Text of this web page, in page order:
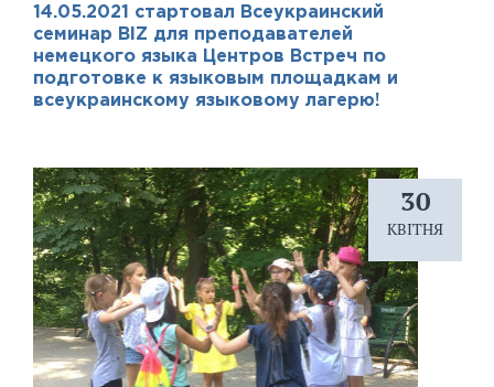
14.05.2021 стартовал Всеукраинский
семинар BIZ для преподавателей
немецкого языка Центров Встреч по
подготовке к языковым площадкам и
всеукраинскому языковому лагерю!
30
КВІТНЯ